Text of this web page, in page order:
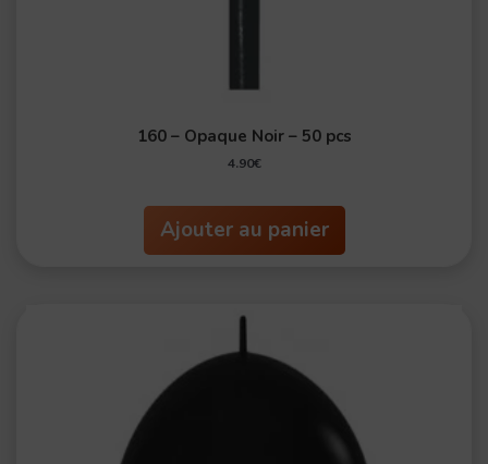
160 – Opaque Noir – 50 pcs
4.90€
Ajouter au panier